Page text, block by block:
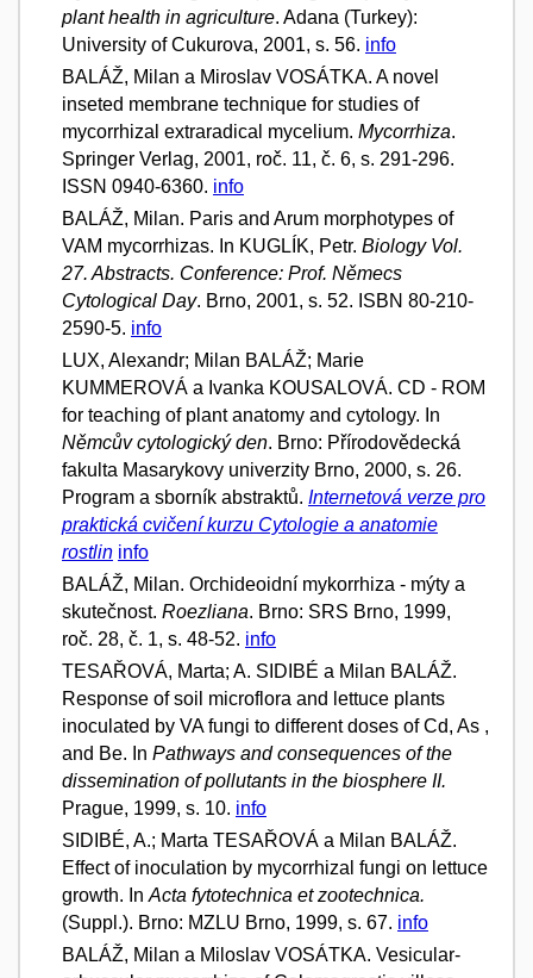
plant health in agriculture. Adana (Turkey):
University of Cukurova, 2001, s. 56. info
BALÁŽ, Milan a Miroslav VOSÁTKA. A novel
inseted membrane technique for studies of
mycorrhizal extraradical mycelium. Mycorrhiza.
Springer Verlag, 2001, roč. 11, č. 6, s. 291-296.
ISSN 0940-6360. info
BALÁŽ, Milan. Paris and Arum morphotypes of
VAM mycorrhizas. In KUGLÍK, Petr. Biology Vol.
27. Abstracts. Conference: Prof. Němecs
Cytological Day. Brno, 2001, s. 52. ISBN 80-210-
2590-5. info
LUX, Alexandr; Milan BALÁŽ; Marie
KUMMEROVÁ a Ivanka KOUSALOVÁ. CD - ROM
for teaching of plant anatomy and cytology. In
Němcův cytologický den. Brno: Přírodovědecká
fakulta Masarykovy univerzity Brno, 2000, s. 26.
Program a sborník abstraktů. Internetová verze pro
praktická cvičení kurzu Cytologie a anatomie
rostlin info
BALÁŽ, Milan. Orchideoidní mykorrhiza - mýty a
skutečnost. Roezliana. Brno: SRS Brno, 1999,
roč. 28, č. 1, s. 48-52. info
TESAŘOVÁ, Marta; A. SIDIBÉ a Milan BALÁŽ.
Response of soil microflora and lettuce plants
inoculated by VA fungi to different doses of Cd, As ,
and Be. In Pathways and consequences of the
dissemination of pollutants in the biosphere II.
Prague, 1999, s. 10. info
SIDIBÉ, A.; Marta TESAŘOVÁ a Milan BALÁŽ.
Effect of inoculation by mycorrhizal fungi on lettuce
growth. In Acta fytotechnica et zootechnica.
(Suppl.). Brno: MZLU Brno, 1999, s. 67. info
BALÁŽ, Milan a Miloslav VOSÁTKA. Vesicular-